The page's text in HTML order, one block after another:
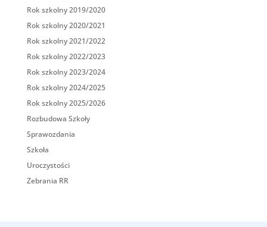
Rok szkolny 2019/2020
Rok szkolny 2020/2021
Rok szkolny 2021/2022
Rok szkolny 2022/2023
Rok szkolny 2023/2024
Rok szkolny 2024/2025
Rok szkolny 2025/2026
Rozbudowa Szkoły
Sprawozdania
Szkoła
Uroczystości
Zebrania RR